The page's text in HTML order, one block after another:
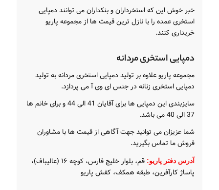
خبر خوش این که استخرداران و بنکداران می توانند دمپایی
استخری عمده را با نازل ترین قیمت ها از مجموعه پاریو
خریداری کنند.
دمپایی استخری مردانه
مجموعه پاریو علاوه بر تولید دمپایی استخری مردانه به تولید
دمپایی استخری زنانه در جنس ای وی آ می پردازد.
سایزبندی این دمپایی ها برای آقایان 41 الی 44 و برای خانم ها
37 الی 40 می باشد.
شما عزیزان می توانید جهت آگاهی از قیمت ها با مشاوران
فروش ما تماس بگیرید.
آدرس دفتر پاریو:
قم، بلوار خلیج فارس، کوچه ۱۶ (عالیباف)،
پاساژ کارآفرین، طبقه همکف، کفش پاریو